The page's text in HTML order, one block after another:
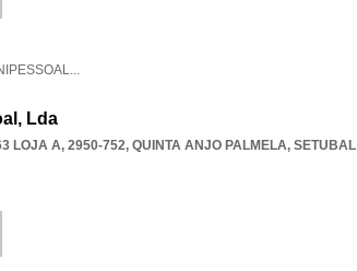
...
Lda
LOJA A, 2950-752, QUINTA ANJO PALMELA, SETUBAL